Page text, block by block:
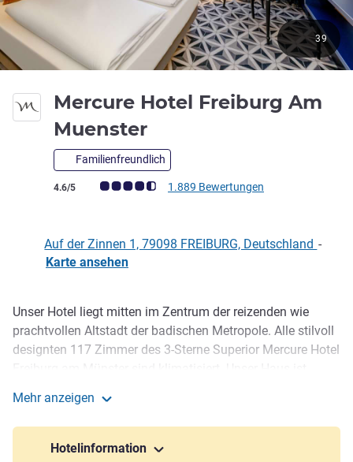
Mercure Hotel Freiburg Am
Muenster
Familienfreundlich
Note Kundenmeinungen (Bewertung ALL)
4.6/5 1.889 Bewertungen
39
Auf der Zinnen 1, 79098 FREIBURG, Deutschland -
Karte ansehen
Beschreibung
Unser Hotel liegt mitten im Zentrum der reizenden wie
prachtvollen Altstadt der badischen Metropole. Alle stilvoll
designten 117 Zimmer des 3-Sterne Superior Mercure Hotel
sich für Veranstaltungen bis zu 140 Personen. Der
Hauptbahnhof ist nur 1 km entfernt, bis zur A5 sind es ca.
8 km. Ihr Auto und Fahrrad parken in der öffentlichen,
Mehr anzeigen
Hotelinformation